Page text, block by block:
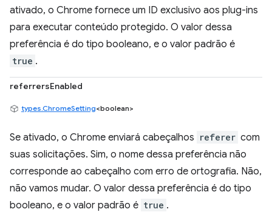
ativado, o Chrome fornece um ID exclusivo aos plug-ins
para executar conteúdo protegido. O valor dessa
preferência é do tipo booleano, e o valor padrão é
true .
referrersEnabled
types.ChromeSetting<boolean>
Se ativado, o Chrome enviará cabeçalhos referer com
suas solicitações. Sim, o nome dessa preferência não
corresponde ao cabeçalho com erro de ortografia. Não,
não vamos mudar. O valor dessa preferência é do tipo
booleano, e o valor padrão é true .